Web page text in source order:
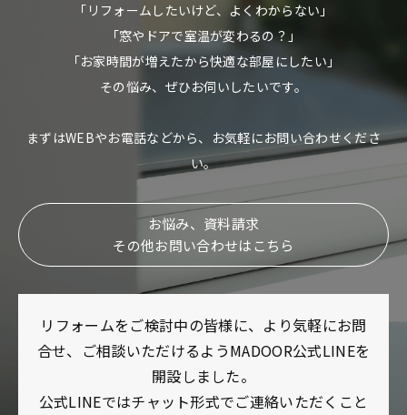
「リフォームしたいけど、よくわからない」
「窓やドアで室温が変わるの？」
「お家時間が増えたから快適な部屋にしたい」
その悩み、ぜひお伺いしたいです。
まずはWEBやお電話などから、お気軽にお問い合わせくださ
い。
お悩み、資料請求
その他お問い合わせはこちら
リフォームをご検討中の皆様に、より気軽にお問
合せ、ご相談いただけるようMADOOR公式LINEを
開設しました。
公式LINEではチャット形式でご連絡いただくこと